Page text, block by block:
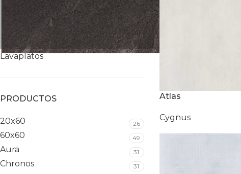
Cygnus
Porcelanato
Sanitarios
Complementos
Lavaplatos
PRODUCTOS
20x60 26
60x60 49
Aura 31
Chronos 31
Atlas
Cygnus